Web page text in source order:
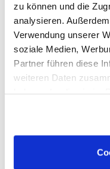
zu können und die
analysieren.
Verwendung unserer
soziale Medien,
Partner führen diese
weiteren Daten
Sehr geehrter Herr
ich habe Ihre Anfrage
Beckert, weitergeleitet,
anzuwendenden
Verbindung setzen
Ausbilder an einer